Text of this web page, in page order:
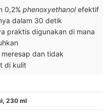
0,2% phenoxyethanolefektif
dalam 30 detik
praktis digunakan di mana
dan tidak
di kulit
230 ml